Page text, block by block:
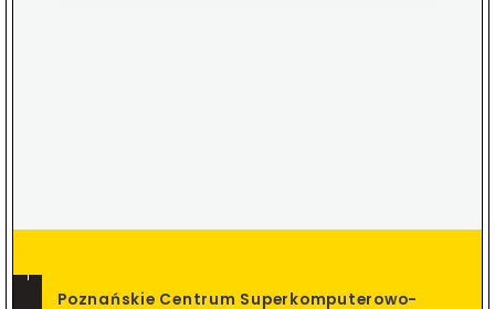
Poznańskie Centrum Superkomputerowo-